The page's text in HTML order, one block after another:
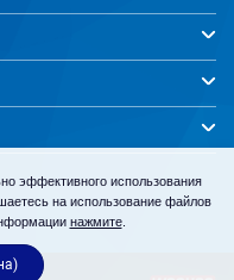
эффективного использования
на использование файлов
нажмите.